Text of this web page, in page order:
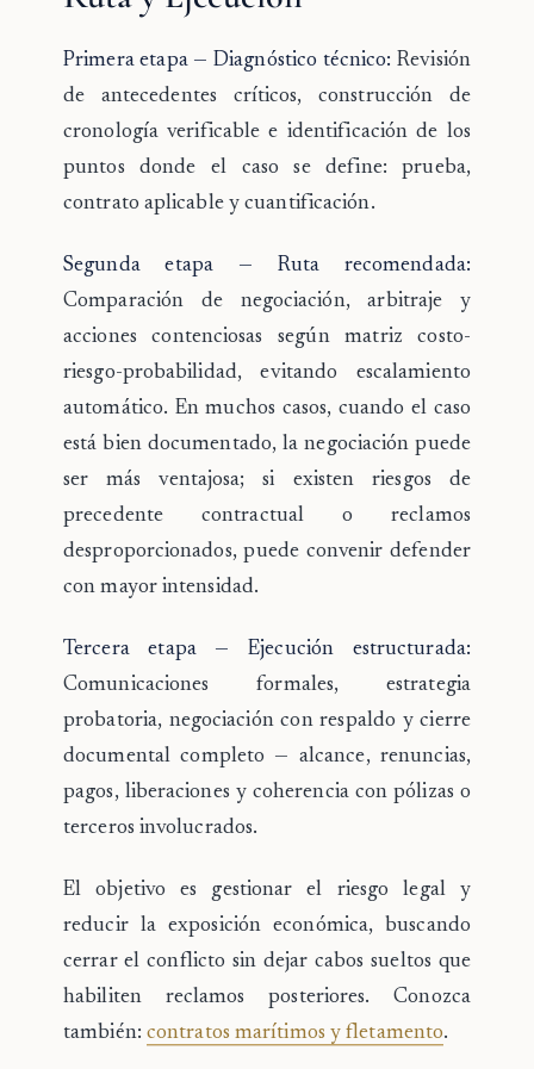
Primera etapa — Diagnóstico técnico: Revisión
de antecedentes críticos, construcción de
cronología verificable e identificación de los
puntos donde el caso se define: prueba,
contrato aplicable y cuantificación.
Segunda etapa — Ruta recomendada:
Comparación de negociación, arbitraje y
acciones contenciosas según matriz costo-
riesgo-probabilidad, evitando escalamiento
automático. En muchos casos, cuando el caso
está bien documentado, la negociación puede
ser más ventajosa; si existen riesgos de
precedente contractual o reclamos
desproporcionados, puede convenir defender
con mayor intensidad.
Tercera etapa — Ejecución estructurada:
Comunicaciones formales, estrategia
probatoria, negociación con respaldo y cierre
documental completo — alcance, renuncias,
pagos, liberaciones y coherencia con pólizas o
terceros involucrados.
El objetivo es gestionar el riesgo legal y
reducir la exposición económica, buscando
cerrar el conflicto sin dejar cabos sueltos que
habiliten reclamos posteriores. Conozca
también: contratos marítimos y fletamento.